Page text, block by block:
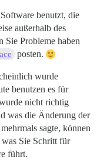
benutzt, die
außerhalb des
Sie Probleme haben
posten.
wurde
benutzen es für
nicht richtig
was die Änderung der
sagte, können
was Sie Schritt für
führt.